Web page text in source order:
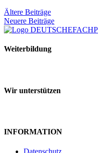
Beitragsnavigation
Ältere Beiträge
Neuere Beiträge
Weiterbildung
Wir unterstützen
INFORMATION
Datenschutz